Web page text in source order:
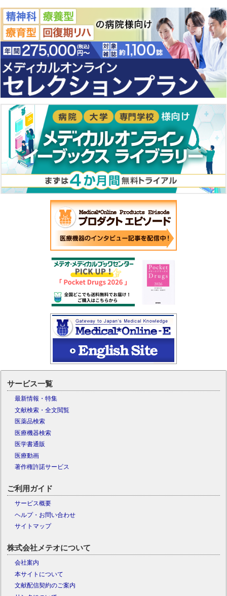
サービス一覧
最新情報・特集
文献検索・全文閲覧
医薬品検索
医療機器検索
医学書通販
医療動画
著作権許諾サービス
ご利用ガイド
サービス概要
ヘルプ・お問い合わせ
サイトマップ
株式会社メテオについて
会社案内
本サイトについて
文献配信契約のご案内